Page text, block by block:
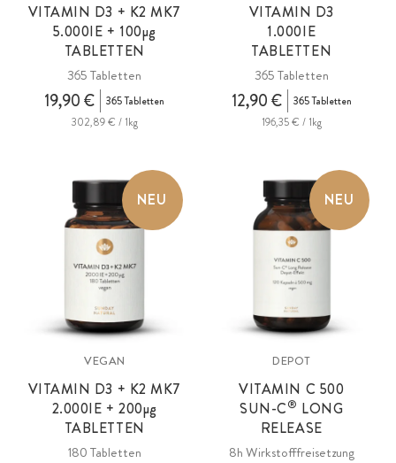
VITAMIN D3 + K2 MK7
5.000IE + 100µg
TABLETTEN
365 Tabletten
19,90 €
365 Tabletten
302,89 € / 1kg
VITAMIN D3
1.000IE
TABLETTEN
365 Tabletten
12,90 €
365 Tabletten
196,35 € / 1kg
NEU
VEGAN
VITAMIN D3 + K2 MK7
2.000IE + 200µg
TABLETTEN
180 Tabletten
NEU
DEPOT
VITAMIN C 500
SUN-C® LONG
RELEASE
8h Wirkstofffreisetzung